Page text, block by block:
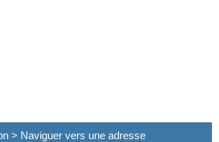
> Naviguer vers une adresse